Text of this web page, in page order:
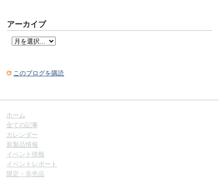
アーカイブ
このブログを購読
ホーム
全ての記事
カレンダー
新製品情報
イベント情報
イベントレポート
限定・非売品